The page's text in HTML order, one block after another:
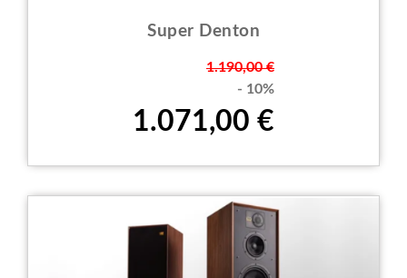
Super Denton
1.190,00 €
- 10%
1.071,00 €